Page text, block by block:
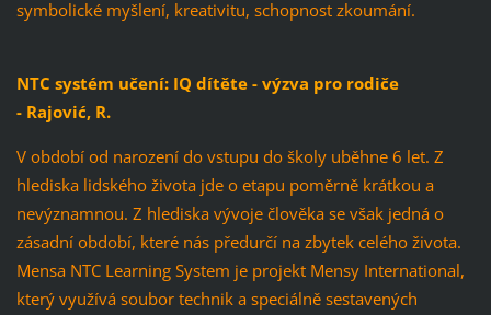
symbolické myšlení, kreativitu, schopnost zkoumání.
NTC systém učení: IQ dítěte - výzva pro rodiče
- Rajović, R.
V období od narození do vstupu do školy uběhne 6 let. Z
hlediska lidského života jde o etapu poměrně krátkou a
nevýznamnou. Z hlediska vývoje člověka se však jedná o
zásadní období, které nás předurčí na zbytek celého života.
Mensa NTC Learning System je projekt Mensy International,
který využívá soubor technik a speciálně sestavených